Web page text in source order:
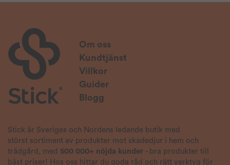
Om oss
Kundtjänst
Villkor
Guider
Blogg
Stick är Sveriges och Nordens ledande butik med
störst sortiment av produkter mot skadedjur i hem och
trädgård, med 500 000+ nöjda kunder - bra produkter till
bäst priser! Hos oss hittar du goda råd och rätt verktyg för